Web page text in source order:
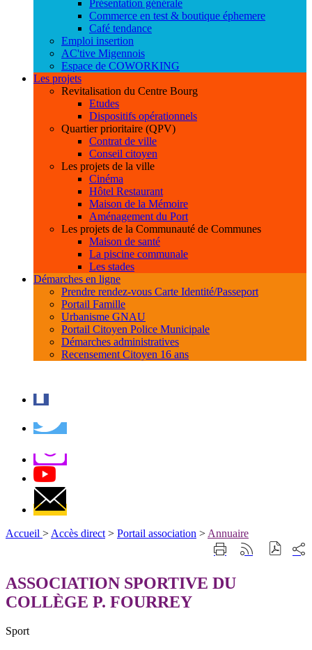
Présentation générale
Commerce en test & boutique éphemere
Café tendance
Emploi insertion
AC'tive Migennois
Espace de COWORKING
Les projets
Revitalisation du Centre Bourg
Etudes
Dispositifs opérationnels
Quartier prioritaire (QPV)
Contrat de ville
Conseil citoyen
Les projets de la ville
Cinéma
Hôtel Restaurant
Maison de la Mémoire
Aménagement du Port
Les projets de la Communauté de Communes
Maison de santé
La piscine communale
Les stades
Démarches en ligne
Prendre rendez-vous Carte Identité/Passeport
Portail Famille
Urbanisme GNAU
Portail Citoyen Police Municipale
Démarches administratives
Recensement Citoyen 16 ans
Accueil > Accès direct > Portail association > Annuaire
ImprimerGénérer
sur
ASSOCIATION SPORTIVE DU
COLLÈGE P. FOURREY
Sport